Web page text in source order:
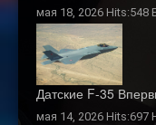
мая 18, 2026 Hits:548
Датские F-35
мая 14, 2026 Hits:697